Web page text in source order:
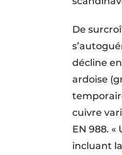
De
décline
ardoise
cuivre
EN 988.
incluant